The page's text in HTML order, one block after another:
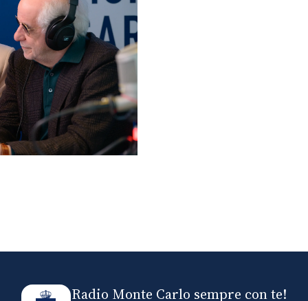
Radio Monte Carlo sempre con te!